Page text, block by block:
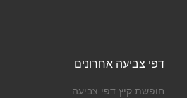
דפי צביעה אחרונים
חופשת קיץ דפי צביעה